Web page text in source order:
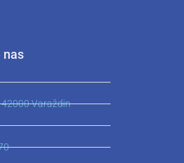
nas
42000 Varaždin